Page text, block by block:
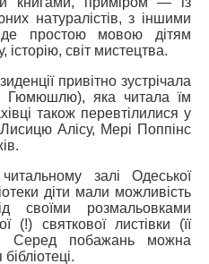
натуралістів, з іншими
де простою мовою дітям
історію, світ мистецтва.
привітно зустрічала
Гюмюшлю), яка читала їм
також перевтілилися у
Алісу, Мері Поппінс
залі Одеської
діти мали можливість
своїми розмальовками
(!) святкової листівки (її
Серед побажань можна